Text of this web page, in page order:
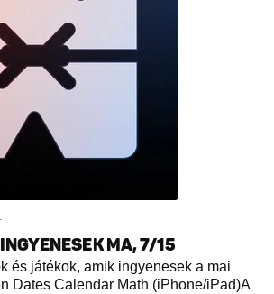
MA, 7/15
és játékok, amik ingyenesek a mai
Calendar Math (iPhone/iPad)A